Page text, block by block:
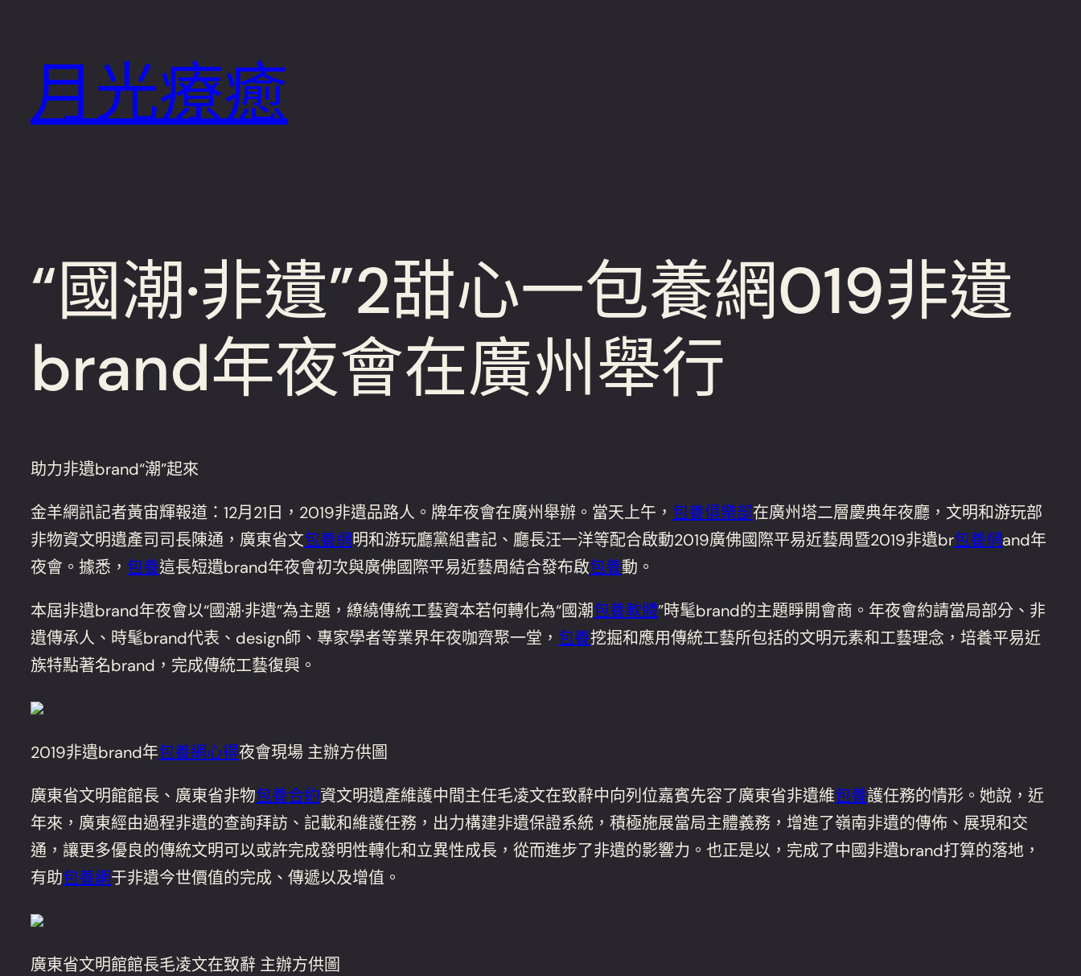
月光療癒
“國潮·非遺”2甜心一包養網019非遺
brand年夜會在廣州舉行
助力非遺brand“潮”起來
金羊網訊記者黃宙輝報道：12月21日，2019非遺品路人。牌年夜會在廣州舉辦。當天上午， 包養俱樂部在廣州塔二層慶典年夜廳，文明和游玩部
非物資文明遺產司司長陳通，廣東省文包養網明和游玩廳黨組書記、廳長汪一洋等配合啟動2019廣佛國際平易近藝周暨2019非遺br包養網and年
夜會。據悉， 包養這長短遺brand年夜會初次與廣佛國際平易近藝周結合發布啟包養動。
本屆非遺brand年夜會以“國潮·非遺”為主題，繚繞傳統工藝資本若何轉化為“國潮包養軟體”時髦brand的主題睜開會商。年夜會約請當局部分、非
遺傳承人、時髦brand代表、design師、專家學者等業界年夜咖齊聚一堂， 包養挖掘和應用傳統工藝所包括的文明元素和工藝理念，培養平易近
族特點著名brand，完成傳統工藝復興。
2019非遺brand年包養網心得夜會現場 主辦方供圖
廣東省文明館館長、廣東省非物包養合約資文明遺產維護中間主任毛凌文在致辭中向列位嘉賓先容了廣東省非遺維包養護任務的情形。她說，近
年來，廣東經由過程非遺的查詢拜訪、記載和維護任務，出力構建非遺保證系統，積極施展當局主體義務，增進了嶺南非遺的傳佈、展現和交
通，讓更多優良的傳統文明可以或許完成發明性轉化和立異性成長，從而進步了非遺的影響力。也正是以，完成了中國非遺brand打算的落地，
有助包養網于非遺今世價值的完成、傳遞以及增值。
廣東省文明館館長毛凌文在致辭 主辦方供圖